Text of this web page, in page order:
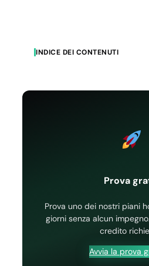
INDICE DEI CONTENUTI
Prova
Prova uno dei nostri piani
giorni senza alcun
credito
Avvia la prova